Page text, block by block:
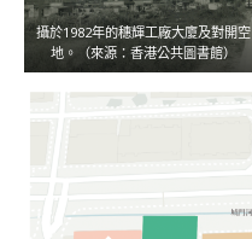
攝於1982年的穗輝工廠大廈及對開空
地。（來源：香港公共圖書館）